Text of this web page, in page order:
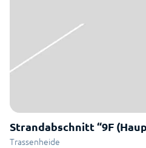
Strandabschnitt “9F
Trassenheide